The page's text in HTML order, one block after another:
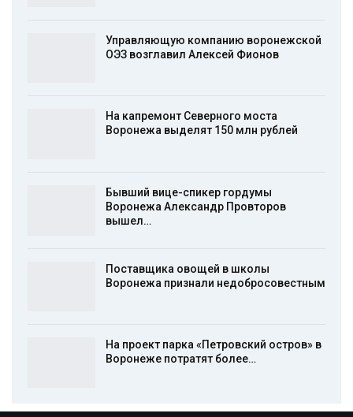
Управляющую компанию воронежской
ОЭЗ возглавил Алексей Фионов
На капремонт Северного моста
Воронежа выделят 150 млн рублей
Бывший вице-спикер гордумы
Воронежа Александр Провторов
вышел…
Поставщика овощей в школы
Воронежа признали недобросовестным
На проект парка «Петровский остров» в
Воронеже потратят более…